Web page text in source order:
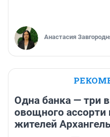
Анастасия
Одна банка — три
овощного ассорти
жителей